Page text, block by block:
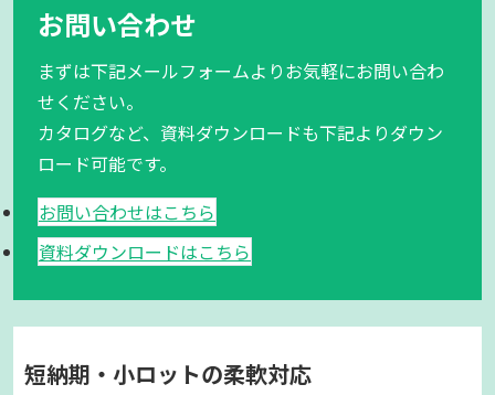
お問い合わせ
まずは下記メールフォームよりお気軽にお問い合わ
せください。
カタログなど、資料ダウンロードも下記よりダウン
ロード可能です。
お問い合わせはこちら
資料ダウンロードはこちら
短納期・小ロットの柔軟対応